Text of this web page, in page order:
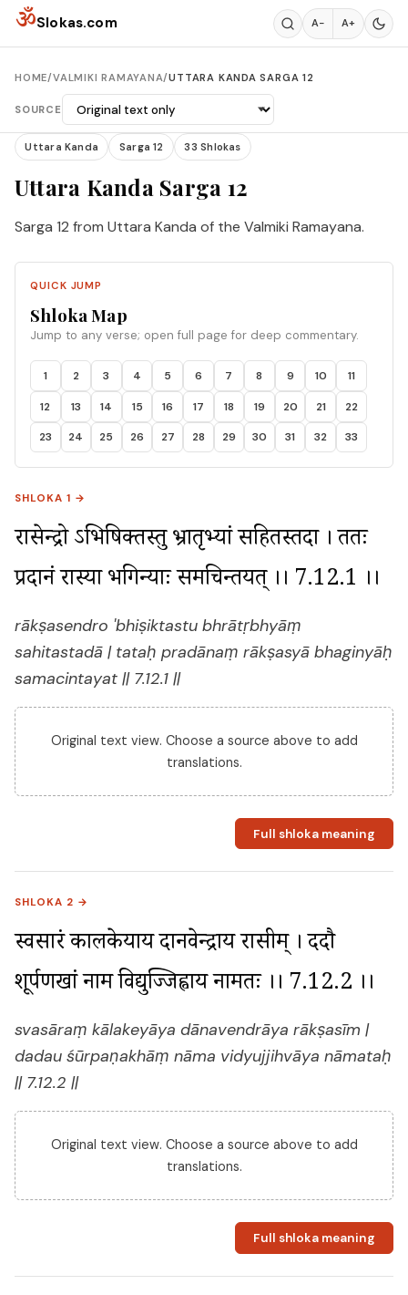
Skip to content
ॐSlokas.com A− A+
HOME/VALMIKI RAMAYANA/UTTARA KANDA SARGA 12
SOURCE
Uttara Kanda Sarga 12 33 Shlokas
Uttara Kanda Sarga 12
Sarga 12 from Uttara Kanda of the Valmiki Ramayana.
QUICK JUMP
Shloka Map
Jump to any verse; open full page for deep commentary.
1 2 3 4 5 6 7 8 9 10 11
12 13 14 15 16 17 18 19 20 21 22
23 24 25 26 27 28 29 30 31 32 33
SHLOKA 1 →
राक्षसेन्द्रो ऽभिषिक्तस्तु भ्रातृभ्यां सहितस्तदा । ततः
प्रदानं राक्षस्या भगिन्याः समचिन्तयत् ।। 7.12.1 ।।
rākṣasendro 'bhiṣiktastu bhrātṛbhyāṃ
sahitastadā | tataḥ pradānaṃ rākṣasyā bhaginyāḥ
samacintayat || 7.12.1 ||
Original text view. Choose a source above to add
translations.
Full shloka meaning
SHLOKA 2 →
स्वसारं कालकेयाय दानवेन्द्राय राक्षसीम् । ददौ
शूर्पणखां नाम विद्युज्जिह्वाय नामतः ।। 7.12.2 ।।
svasāraṃ kālakeyāya dānavendrāya rākṣasīm |
dadau śūrpaṇakhāṃ nāma vidyujjihvāya nāmataḥ
|| 7.12.2 ||
Original text view. Choose a source above to add
translations.
Full shloka meaning